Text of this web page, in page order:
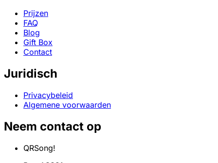
Prijzen
FAQ
Blog
Gift Box
Contact
Juridisch
Privacybeleid
Algemene voorwaarden
Neem contact op
QRSong!